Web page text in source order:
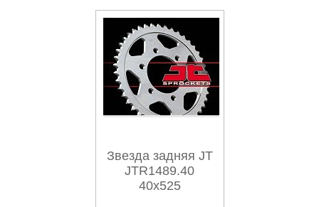
Звезда задняя JT
JTR1489.40
40x525